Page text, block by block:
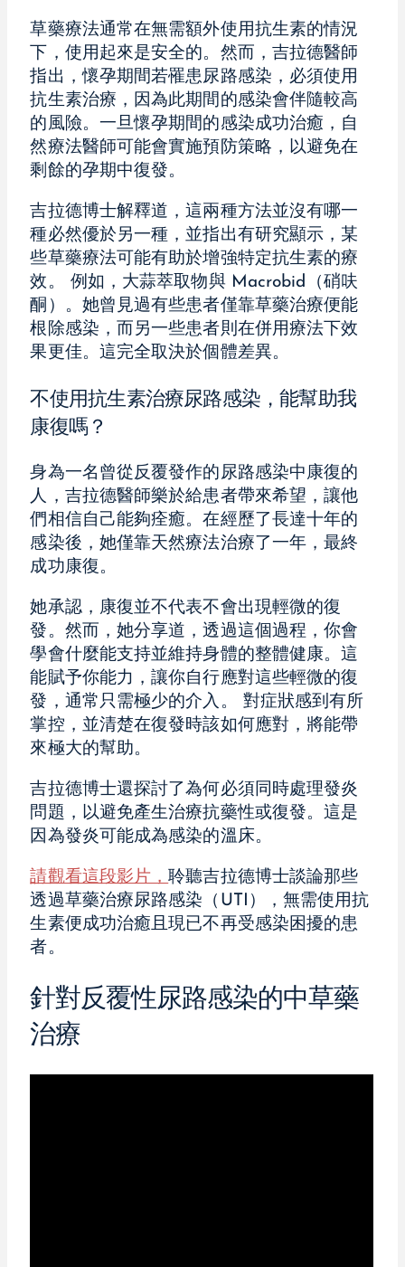
草藥療法通常在無需額外使用抗生素的情況
下，使用起來是安全的。然而，吉拉德醫師
指出，懷孕期間若罹患尿路感染，必須使用
抗生素治療，因為此期間的感染會伴隨較高
的風險。一旦懷孕期間的感染成功治癒，自
然療法醫師可能會實施預防策略，以避免在
剩餘的孕期中復發。
吉拉德博士解釋道，這兩種方法並沒有哪一
種必然優於另一種，並指出有研究顯示，某
些草藥療法可能有助於增強特定抗生素的療
效。 例如，大蒜萃取物與 Macrobid（硝呋
酮）。她曾見過有些患者僅靠草藥治療便能
根除感染，而另一些患者則在併用療法下效
果更佳。這完全取決於個體差異。
不使用抗生素治療尿路感染，能幫助我
康復嗎？
身為一名曾從反覆發作的尿路感染中康復的
人，吉拉德醫師樂於給患者帶來希望，讓他
們相信自己能夠痊癒。在經歷了長達十年的
感染後，她僅靠天然療法治療了一年，最終
成功康復。
她承認，康復並不代表不會出現輕微的復
發。然而，她分享道，透過這個過程，你會
學會什麼能支持並維持身體的整體健康。這
能賦予你能力，讓你自行應對這些輕微的復
發，通常只需極少的介入。 對症狀感到有所
掌控，並清楚在復發時該如何應對，將能帶
來極大的幫助。
吉拉德博士還探討了為何必須同時處理發炎
問題，以避免產生治療抗藥性或復發。這是
因為發炎可能成為感染的溫床。
請觀看這段影片，聆聽吉拉德博士談論那些
透過草藥治療尿路感染（UTI），無需使用抗
生素便成功治癒且現已不再受感染困擾的患
者。
針對反覆性尿路感染的中草藥
治療